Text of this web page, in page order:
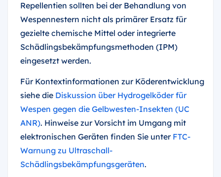
Repellentien sollten bei der Behandlung von
Wespennestern nicht als primärer Ersatz für
gezielte chemische Mittel oder integrierte
Schädlingsbekämpfungsmethoden (IPM)
eingesetzt werden.
Für Kontextinformationen zur Köderentwicklung
siehe die Diskussion über Hydrogelköder für
Wespen gegen die Gelbwesten-Insekten (UC
ANR). Hinweise zur Vorsicht im Umgang mit
elektronischen Geräten finden Sie unter FTC-
Warnung zu Ultraschall-
Schädlingsbekämpfungsgeräten.